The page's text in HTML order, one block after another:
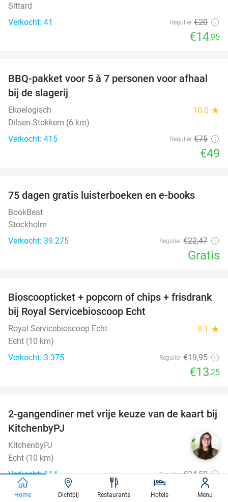
Sittard
Verkocht: 41
Regulier €20
€14,95
35%
BBQ-pakket voor 5 à 7 personen voor afhaal
bij de slagerij
Ekoelogisch 10.0 star
Dilsen-Stokkem (6 km)
Verkocht: 415
Regulier €75
€49
75 dagen gratis luisterboeken en e-books
BookBeat
Stockholm
Verkocht: 39.275
Regulier €22,47
Gratis
34%
Bioscoopticket + popcorn of chips + frisdrank
bij Royal Servicebioscoop Echt
Royal Servicebioscoop Echt 9.1 star
Echt (10 km)
Verkocht: 3.375
Regulier €19,95
€13,25
23%
2-gangendiner met vrije keuze van de kaart bij
KitchenbyPJ
KitchenbyPJ 9.0star
Echt (10 km)
Verkocht: 114
Regulier €24,50
€18
Home Dichtbij Restaurants Hotels Menu